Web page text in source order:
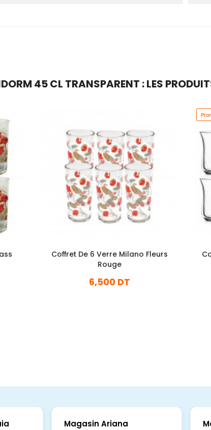
45 CL TRANSPARENT : LES
Coffret De 6 Verre Milano Fleurs
Rouge
6,500 DT
Magasin Ariana